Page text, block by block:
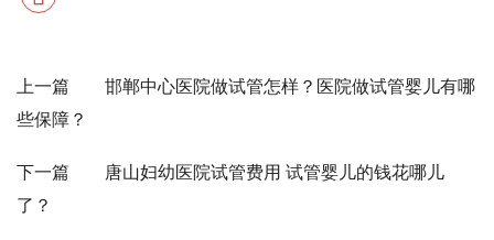
上一篇 邯郸中心医院做试管怎样？医院做试管婴儿有哪
些保障？
下一篇 唐山妇幼医院试管费用 试管婴儿的钱花哪儿
了？